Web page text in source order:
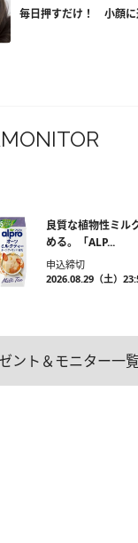
毎日押すだけ！ 小顔に
良質な植物性ミル
める。「ALP...
申込締切
2026.08.29（土）
ント＆モニター一